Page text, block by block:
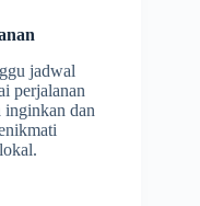
jadwal
perjalanan
inginkan dan